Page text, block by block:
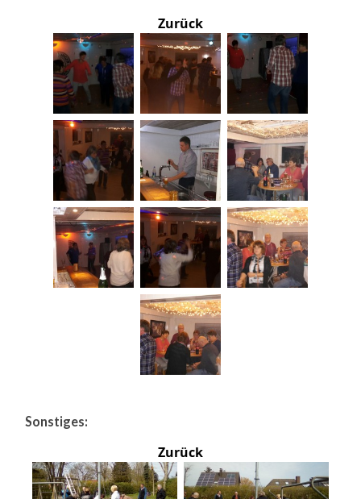
Zurück
Sonstiges:
Zurück